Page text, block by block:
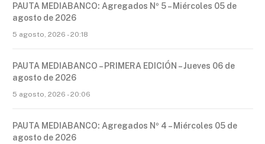
PAUTA MEDIABANCO: Agregados Nº 5 – Miércoles 05 de
agosto de 2026
5 agosto, 2026 - 20:18
PAUTA MEDIABANCO – PRIMERA EDICIÓN – Jueves 06 de
agosto de 2026
5 agosto, 2026 - 20:06
PAUTA MEDIABANCO: Agregados Nº 4 – Miércoles 05 de
agosto de 2026